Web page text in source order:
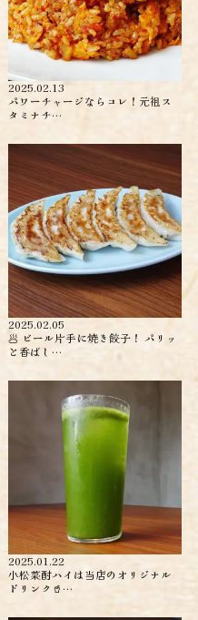
2025.02.13
パワーチャージならコレ！元祖ス
タミナチ…
2025.02.05
🥟 ビール片手に焼き餃子！ パリッ
と香ばし…
2025.01.22
小松菜酎ハイは当店のオリジナル
ドリンク🥤…